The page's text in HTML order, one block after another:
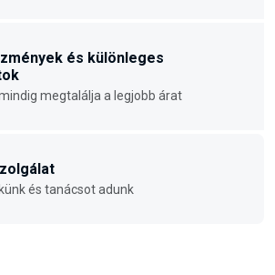
és különleges
megtalálja a legjobb árat
és tanácsot adunk